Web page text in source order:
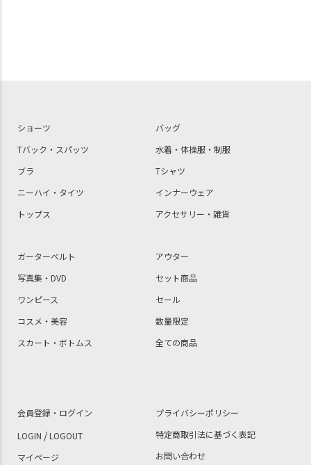
ショーツ
Tバック・スパッツ
ブラ
ニーハイ・タイツ
トップス
バッグ
水着・体操服・制服
Tシャツ
インナーウェア
アクセサリー・雑貨
ガーターベルト
写真集・DVD
ワンピース
コスメ・美容
スカート・ボトムス
アウター
セット商品
セール
数量限定
全ての商品
会員登録・ログイン
LOGIN /LOGOUT
マイページ
プライバシーポリシー
特定商取引法に基づく表記
お問い合わせ